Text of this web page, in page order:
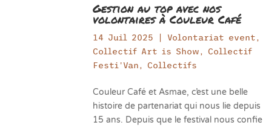
Gestion au top avec nos
volontaires à Couleur Café
14 Juil 2025 Volontariat event,
Collectif Art is Show,Collectif
Festi'Van,Collectifs
Couleur Café et Asmae, c’est une belle
histoire de partenariat qui nous lie depuis
15 ans. Depuis que le festival nous confie